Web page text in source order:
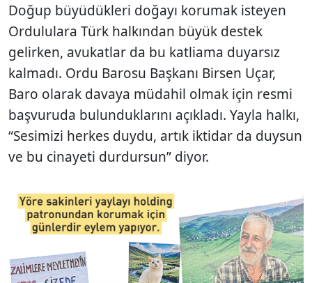
Doğup büyüdükleri doğayı korumak isteyen
Ordululara Türk halkından büyük destek
gelirken, avukatlar da bu katliama duyarsız
kalmadı. Ordu Barosu Başkanı Birsen Uçar,
Baro olarak davaya müdahil olmak için resmi
başvuruda bulunduklarını açıkladı. Yayla halkı,
“Sesimizi herkes duydu, artık iktidar da duysun
ve bu cinayeti durdursun” diyor.